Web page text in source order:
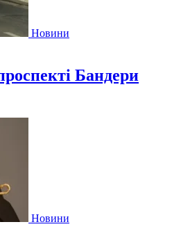
Новини
Бандери
Новини